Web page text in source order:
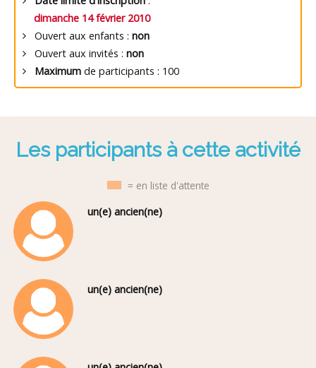
dimanche 14 février 2010
Ouvert aux enfants : non
Ouvert aux invités : non
Maximum de participants : 100
Les participants à cette activité
= en liste d'attente
un(e) ancien(ne)
un(e) ancien(ne)